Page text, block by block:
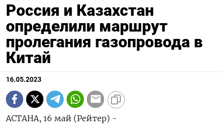
Россия и Казахстан
определили маршрут
пролегания газопровода в
Китай
16.05.2023
АСТАНА, 16 май (Рейтер) -